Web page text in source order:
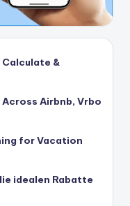
Calculate &
Airbnb, Vrbo
for Vacation
idealen Rabatte